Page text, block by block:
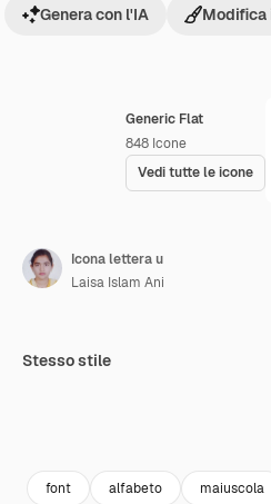
Generic Flat
848 Icone
Vedi tutte le icone
Genera con l'IA Modifica
Icona lettera u
Laisa Islam Ani
Stesso stile
font alfabeto maiuscola